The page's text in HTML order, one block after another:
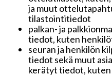
ja muut
tilastointitiedot
palkan- ja
tiedot, kuten
seuran ja henkilön
tiedot sekä muut
kerätyt tiedot, kuten